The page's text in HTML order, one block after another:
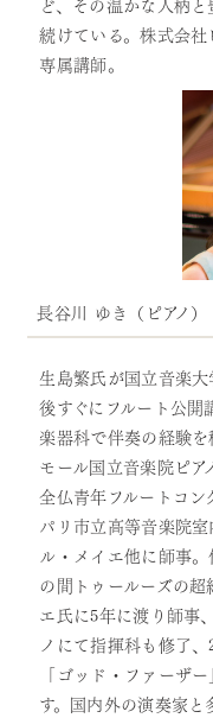
続けている。株式会
専属講師。
長谷川 ゆき（ピアノ）
生島繁氏が国立音楽
後すぐにフルート公
楽器科で伴奏の経験
モール国立音楽院ピア
全仏青年フルートコ
パリ市立高等音楽院
ル・メイエ他に師事
の間トゥールーズの超
エ氏に5年に渡り師事
ノにて指揮科も修了
「ゴッド・ファーザ
す。国内外の演奏家